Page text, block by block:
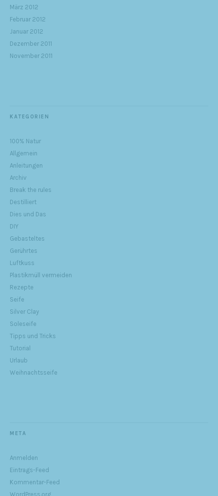
März 2012
Februar 2012
Januar 2012
Dezember 2011
November 2011
KATEGORIEN
100% Natur
Allgemein
Anleitungen
Archiv
Break the rules
Destilliert
Dies und Das
DIY
Gebasteltes
Gerührtes
Luftkuss
Plastikmüll vermeiden
Rezepte
Seife
Silver Clay
Soleseife
Tipps und Tricks
Tutorial
Urlaub
Weihnachtsseife
META
Anmelden
Eintrags-Feed
Kommentar-Feed
WordPress.org